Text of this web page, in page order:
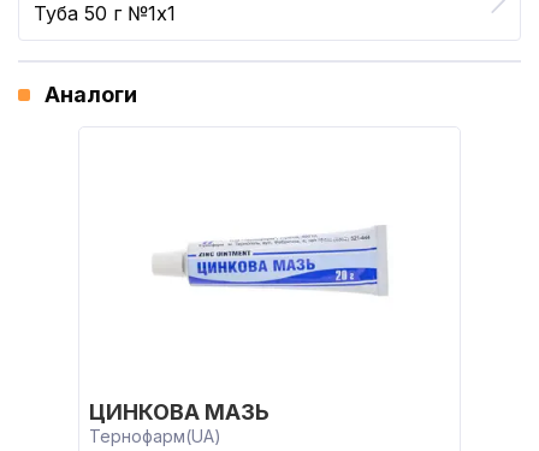
Туба 50 г №1x1
Аналоги
ЦИНКОВА МАЗЬ
Тернофарм(UA)